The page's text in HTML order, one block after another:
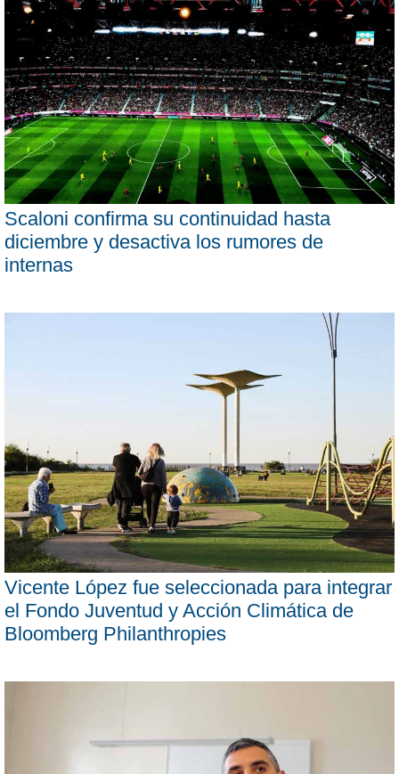
Scaloni confirma su continuidad hasta
diciembre y desactiva los rumores de
internas
Vicente López fue seleccionada para integrar
el Fondo Juventud y Acción Climática de
Bloomberg Philanthropies